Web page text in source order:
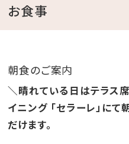
誕生日、記念日はもちろ
マリンアクティビティは通
ーカヤック、シュノーケ
て、透き通る瀬良垣の海を
お食事
朝食のご案内
＼晴れている日はテラス
イニング 「セラーレ」に
だけます。